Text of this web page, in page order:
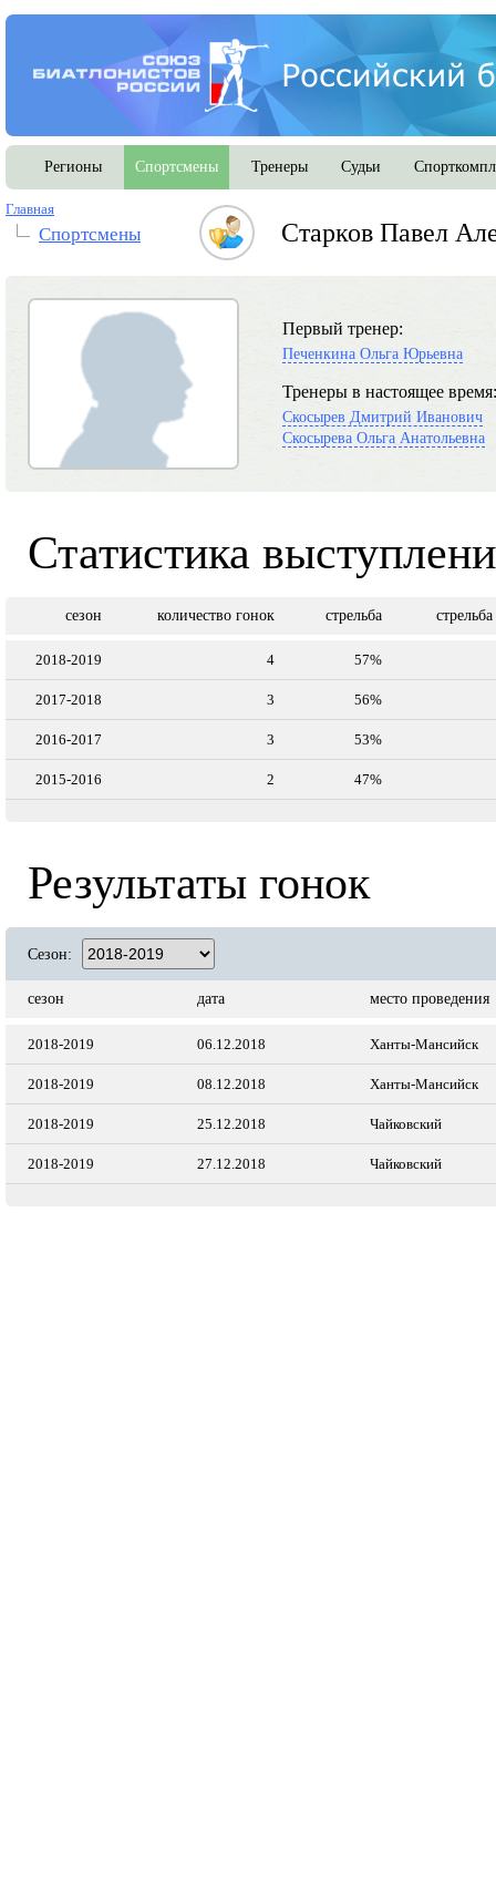
Регионы Спортсмены Тренеры Судьи
Главная
Спортсмены Старков Павел
Первый тренер:
Печенкина Ольга Юрьевна
Тренеры в настоящее время:
Скосырев Дмитрий Иванович
Скосырева Ольга Анатольевна
Статистика
сезон количество гонок стрельба
2018-2019 4 57%
2017-2018 3 56%
2016-2017 3 53%
2015-2016 2 47%
Результаты гонок
Сезон:
сезон дата место проведения
2018-2019 06.12.2018 Ханты-Мансийск
2018-2019 08.12.2018 Ханты-Мансийск
2018-2019 25.12.2018 Чайковский
2018-2019 27.12.2018 Чайковский